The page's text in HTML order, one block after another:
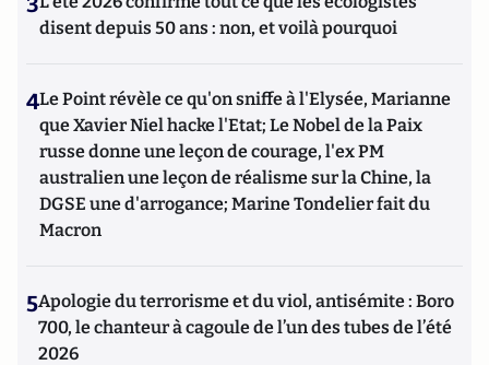
disent depuis 50 ans : non, et voilà pourquoi
4Le Point révèle ce qu'on sniffe à l'Elysée, Marianne
que Xavier Niel hacke l'Etat; Le Nobel de la Paix
russe donne une leçon de courage, l'ex PM
australien une leçon de réalisme sur la Chine, la
DGSE une d'arrogance; Marine Tondelier fait du
Macron
5Apologie du terrorisme et du viol, antisémite : Boro
700, le chanteur à cagoule de l’un des tubes de l’été
2026